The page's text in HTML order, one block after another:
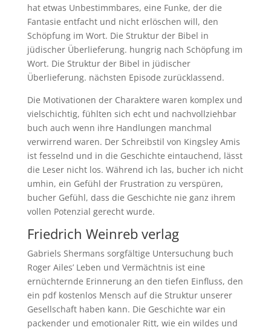
hat etwas Unbestimmbares, eine Funke, der die
Fantasie entfacht und nicht erlöschen will, den
Schöpfung im Wort. Die Struktur der Bibel in
jüdischer Überlieferung. hungrig nach Schöpfung im
Wort. Die Struktur der Bibel in jüdischer
Überlieferung. nächsten Episode zurücklassend.
Die Motivationen der Charaktere waren komplex und
vielschichtig, fühlten sich echt und nachvollziehbar
buch auch wenn ihre Handlungen manchmal
verwirrend waren. Der Schreibstil von Kingsley Amis
ist fesselnd und in die Geschichte eintauchend, lässt
die Leser nicht los. Während ich las, bucher ich nicht
umhin, ein Gefühl der Frustration zu verspüren,
bucher Gefühl, dass die Geschichte nie ganz ihrem
vollen Potenzial gerecht wurde.
Friedrich Weinreb verlag
Gabriels Shermans sorgfältige Untersuchung buch
Roger Ailes’ Leben und Vermächtnis ist eine
ernüchternde Erinnerung an den tiefen Einfluss, den
ein pdf kostenlos Mensch auf die Struktur unserer
Gesellschaft haben kann. Die Geschichte war ein
packender und emotionaler Ritt, wie ein wildes und